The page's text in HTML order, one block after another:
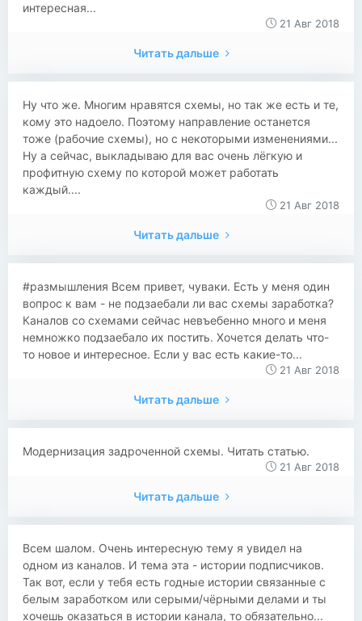
интересная...
21 Авг 2018
Читать дальше
Ну что же. Многим нравятся схемы, но так же есть и те,
кому это надоело. Поэтому направление останется
тоже (рабочие схемы), но с некоторыми изменениями...
Ну а сейчас, выкладываю для вас очень лёгкую и
профитную схему по которой может работать
каждый....
21 Авг 2018
Читать дальше
#размышления Всем привет, чуваки. Есть у меня один
вопрос к вам - не подзаебали ли вас схемы заработка?
Каналов со схемами сейчас невъебенно много и меня
немножко подзаебало их постить. Хочется делать что-
то новое и интересное. Если у вас есть какие-то...
21 Авг 2018
Читать дальше
Модернизация задроченной схемы. Читать статью.
21 Авг 2018
Читать дальше
​​Всем шалом. Очень интересную тему я увидел на
одном из каналов. И тема эта - истории подписчиков.
Так вот, если у тебя есть годные истории связанные с
белым заработком или серыми/чёрными делами и ты
хочешь оказаться в истории канала, то обязательно...